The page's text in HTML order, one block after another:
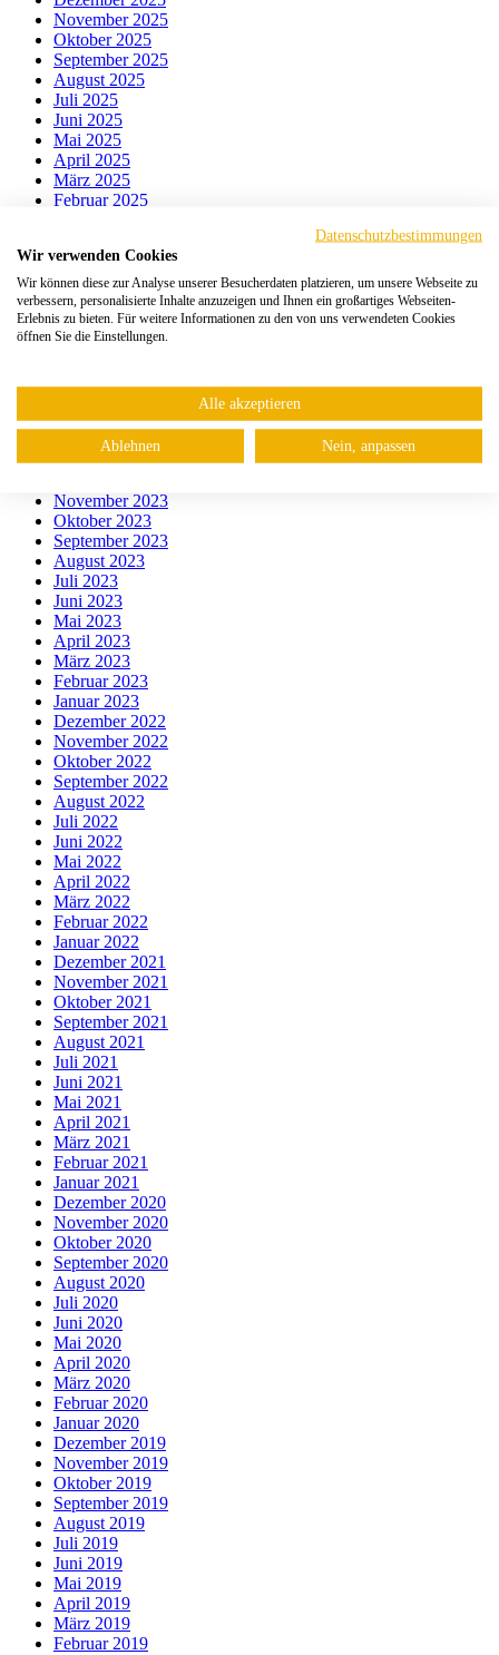
November 2025
Oktober 2025
September 2025
August 2025
Juli 2025
Juni 2025
Mai 2025
April 2025
März 2025
Februar 2025
November 2024
Oktober 2024
September 2024
August 2024
Juli 2024
März 2024
Februar 2024
Januar 2024
November 2023
Oktober 2023
September 2023
August 2023
Juli 2023
Juni 2023
Mai 2023
April 2023
März 2023
Februar 2023
Januar 2023
Dezember 2022
November 2022
Oktober 2022
September 2022
August 2022
Juli 2022
Juni 2022
Mai 2022
April 2022
März 2022
Februar 2022
Januar 2022
Dezember 2021
November 2021
Oktober 2021
September 2021
August 2021
Juli 2021
Juni 2021
Mai 2021
April 2021
März 2021
Februar 2021
Januar 2021
Dezember 2020
November 2020
Oktober 2020
September 2020
August 2020
Juli 2020
Juni 2020
Mai 2020
April 2020
März 2020
Februar 2020
Januar 2020
Dezember 2019
November 2019
Oktober 2019
September 2019
August 2019
Juli 2019
Juni 2019
Mai 2019
April 2019
März 2019
Februar 2019
Datenschutzbestimmungen
Wir verwenden Cookies
Wir können diese zur Analyse unserer Besucherdaten platzieren, um unsere Webseite zu
verbessern, personalisierte Inhalte anzuzeigen und Ihnen ein großartiges Webseiten-
Erlebnis zu bieten. Für weitere Informationen zu den von uns verwendeten Cookies
öffnen Sie die Einstellungen.
Alle akzeptieren
Ablehnen Nein, anpassen